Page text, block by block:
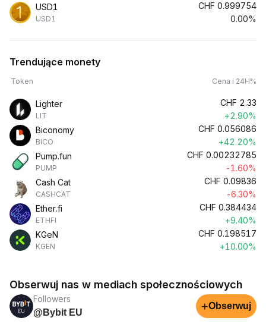
USD1
USD1
CHF 0.999754
0.00%
Trendujące monety
Token Cena i 24H%
Lighter
LIT
CHF 2.33
+2.90%
Biconomy
BICO
CHF 0.056086
+42.20%
Pump.fun
PUMP
CHF 0.00232785
-1.60%
Cash Cat
CASHCAT
CHF 0.09836
-6.30%
Ether.fi
ETHFI
CHF 0.384434
+9.40%
KGeN
KGEN
CHF 0.198517
+10.00%
Obserwuj nas w mediach społecznościowych
Followers
@Bybit EU
+Obserwuj